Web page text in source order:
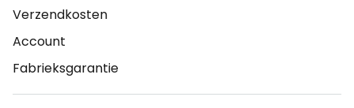
Verzendkosten
Account
Fabrieksgarantie